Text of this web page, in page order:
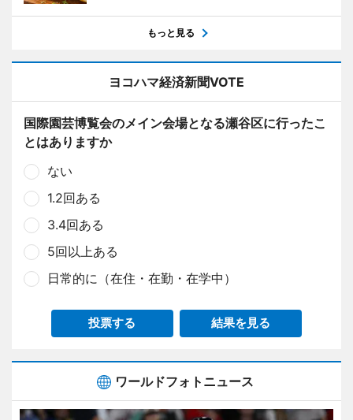
もっと見る
ヨコハマ経済新聞VOTE
国際園芸博覧会のメイン会場となる瀬谷区に行ったこ
とはありますか
ない
1.2回ある
3.4回ある
5回以上ある
日常的に（在住・在勤・在学中）
投票する 結果を見る
ワールドフォトニュース